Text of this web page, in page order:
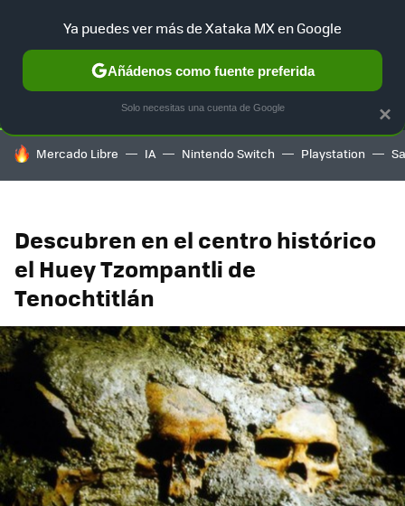
SELECCIÓN GAMING HOME AUTO TERRITORIO
HOY SE HABLA DE
Mercado Libre IA Nintendo Switch Playstation
Descubren en el centro histórico
el Huey Tzompantli de
Tenochtitlán
×
Ya puedes ver más de Xataka MX en Google
Añádenos como fuente preferida
Solo necesitas una cuenta de Google